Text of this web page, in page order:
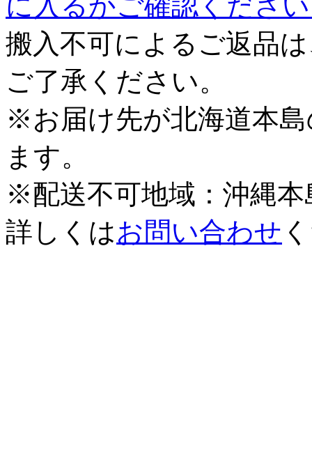
搬入不可によるご返品
ご了承ください。
※お届け先が北海道本
ます。
※配送不可地域：沖縄
詳しくはお問い合わせ